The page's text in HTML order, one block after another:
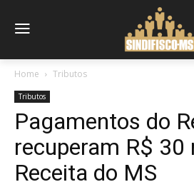
Home Tributos
Tributos
Pagamentos do
recuperam R$ 30
Receita do MS